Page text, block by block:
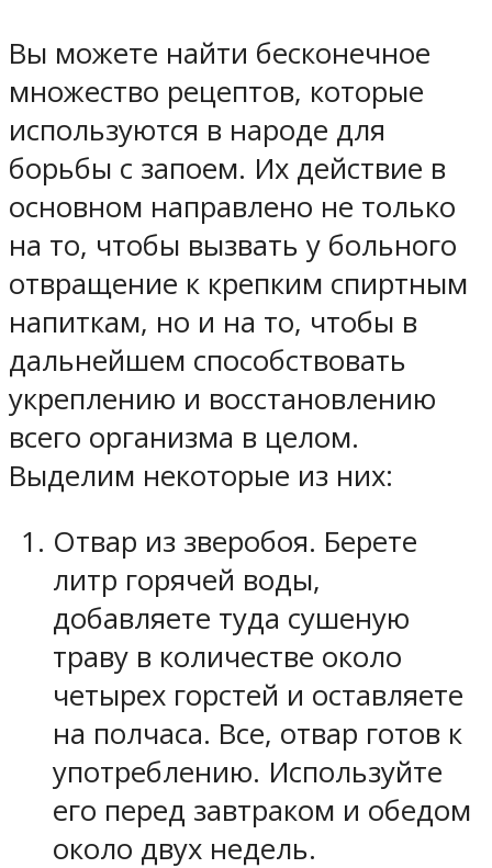
Вы можете найти бесконечное
множество рецептов, которые
используются в народе для
борьбы с запоем. Их действие в
основном направлено не только
на то, чтобы вызвать у больного
отвращение к крепким спиртным
напиткам, но и на то, чтобы в
дальнейшем способствовать
укреплению и восстановлению
всего организма в целом.
Выделим некоторые из них:
Отвар из зверобоя. Берете
литр горячей воды,
добавляете туда сушеную
траву в количестве около
четырех горстей и оставляете
на полчаса. Все, отвар готов к
употреблению. Используйте
его перед завтраком и обедом
около двух недель.